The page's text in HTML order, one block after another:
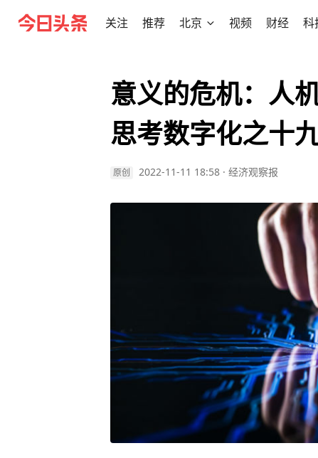
关注 推荐 北京 视频 财经 科
意义的危机：人
思考数字化之十
原创 2022-11-11 18:58 · 经济观察报